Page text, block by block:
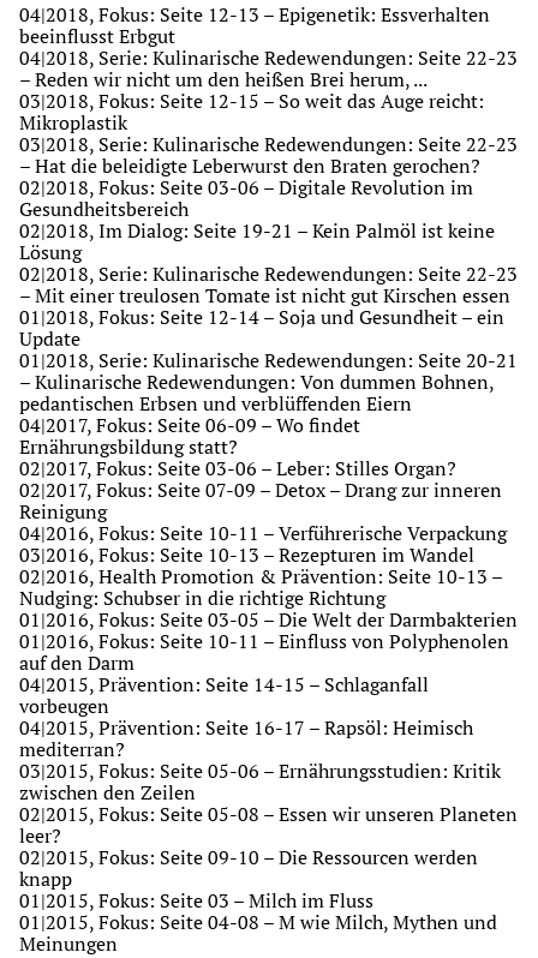
04|2018,Fokus: Seite 12-13 –Epigenetik: Essverhalten
beeinflusst Erbgut
04|2018, Serie: Kulinarische Redewendungen: Seite 22-23
–Reden wir nicht um den heißen Brei herum, ...
03|2018,Fokus: Seite 12-15 – So weit das Auge reicht:
Mikroplastik
03|2018, Serie: Kulinarische Redewendungen: Seite 22-23
–Hat die beleidigte Leberwurst den Braten gerochen?
02|2018,Fokus: Seite 03-06 –Digitale Revolution im
Gesundheitsbereich
02|2018,Im Dialog: Seite 19-21 –Kein Palmöl ist keine
Lösung
02|2018, Serie: Kulinarische Redewendungen: Seite 22-23
–Mit einer treulosen Tomate ist nicht gut Kirschen essen
01|2018,Fokus: Seite 12-14– Soja und Gesundheit – ein
Update
01|2018, Serie: Kulinarische Redewendungen: Seite 20-21
–Kulinarische Redewendungen: Von dummen Bohnen,
pedantischen Erbsen und verblüffenden Eiern
04|2017,Fokus: Seite 06-09 –Wo findet
Ernährungsbildung statt?
02|2017,Fokus: Seite 03-06 –Leber: Stilles Organ?
02|2017,Fokus: Seite 07-09 –Detox – Drang zur inneren
Reinigung
04|2016,Fokus: Seite 10-11 –Verführerische Verpackung
03|2016,Fokus: Seite 10-13 –Rezepturen im Wandel
02|2016,Health Promotion & Prävention: Seite 10-13 –
Nudging: Schubser in die richtige Richtung
01|2016,Fokus: Seite 03-05 –Die Welt der Darmbakterien
01|2016,Fokus: Seite 10-11 –Einfluss von Polyphenolen
auf den Darm
04|2015,Prävention: Seite 14-15 – Schlaganfall
vorbeugen
04|2015,Prävention: Seite 16-17 –Rapsöl: Heimisch
mediterran?
03|2015,Fokus: Seite 05-06 –Ernährungsstudien: Kritik
zwischen den Zeilen
02|2015,Fokus: Seite 05-08 –Essen wir unseren Planeten
leer?
02|2015,Fokus: Seite 09-10 –Die Ressourcen werden
knapp
01|2015,Fokus: Seite 03 –Milch im Fluss
01|2015,Fokus: Seite 04-08 –M wie Milch, Mythen und
Meinungen